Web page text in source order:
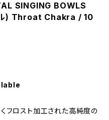
SINGING BOWLS
ル) Throat Chakra / 10
フロスト加工された高純度の